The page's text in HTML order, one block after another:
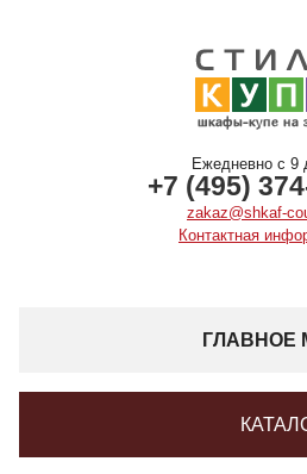
Ежедневно с 9
+7 (495)
zakaz@shkaf-
Контактная
ГЛАВНОЕ